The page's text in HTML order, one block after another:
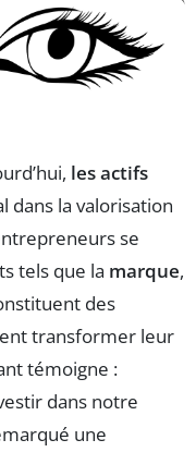
les actifs
dans la valorisation
se
tels que la marque,
des
transformer leur
témoigne :
dans notre
une